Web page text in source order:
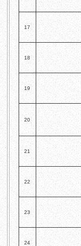
17
18
19
20
21
22
23
24